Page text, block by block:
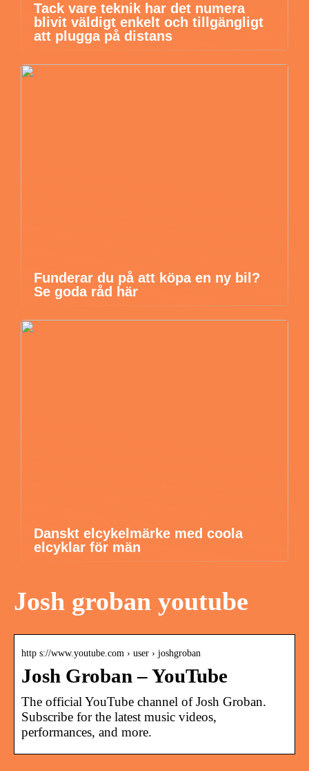
Tack vare teknik har det numera
blivit väldigt enkelt och tillgängligt
att plugga på distans
Funderar du på att köpa en ny bil?
Se goda råd här
Danskt elcykelmärke med coola
elcyklar för män
Josh groban youtube
http s://www.youtube.com › user › joshgroban
Josh Groban – YouTube
The official YouTube channel of Josh Groban.
Subscribe for the latest music videos,
performances, and more.